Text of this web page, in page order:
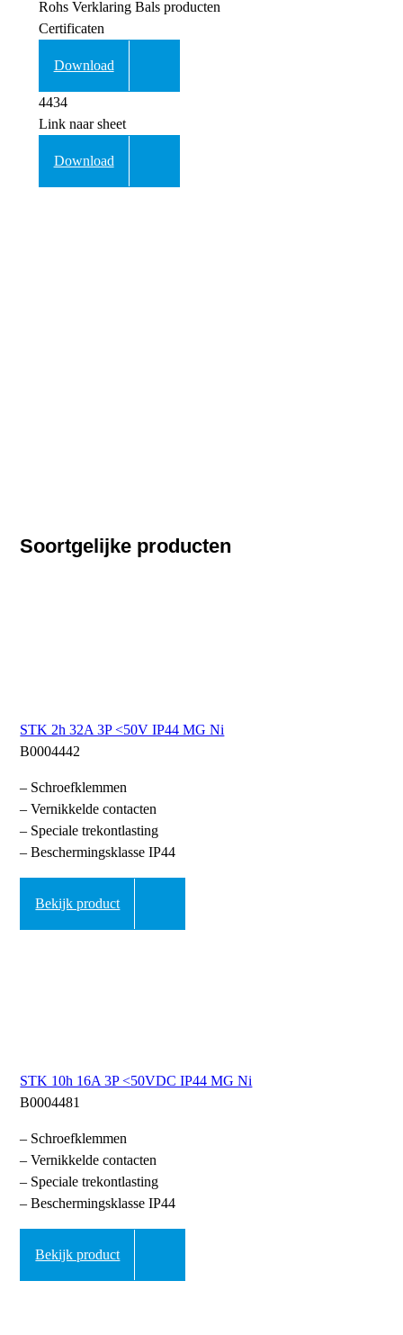
Rohs Verklaring Bals producten
Certificaten
Download
4434
Link naar sheet
Download
Soortgelijke producten
STK 2h 32A 3P <50V IP44 MG Ni
B0004442
– Schroefklemmen
– Vernikkelde contacten
– Speciale trekontlasting
– Beschermingsklasse IP44
Bekijk product
STK 10h 16A 3P <50VDC IP44 MG Ni
B0004481
– Schroefklemmen
– Vernikkelde contacten
– Speciale trekontlasting
– Beschermingsklasse IP44
Bekijk product